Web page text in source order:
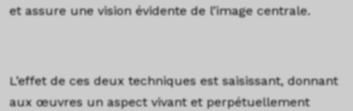
et assure une vision évidente de l’image centrale.
L’effet de ces deux techniques est saisissant, donnant
aux œuvres un aspect vivant et perpétuellement